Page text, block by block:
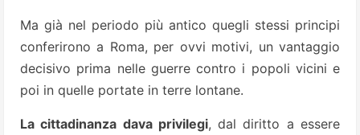
Ma già nel periodo più antico quegli stessi principi
conferirono a Roma, per ovvi motivi, un vantaggio
decisivo prima nelle guerre contro i popoli vicini e
poi in quelle portate in terre lontane.
La cittadinanza dava privilegi, dal diritto a essere